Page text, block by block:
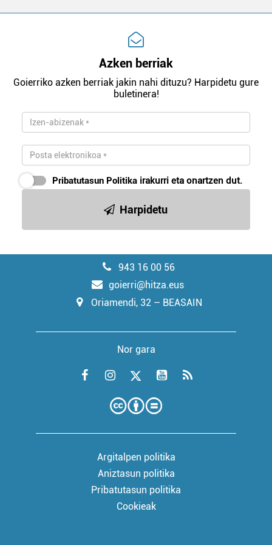
Azken berriak
Goierriko azken berriak jakin nahi dituzu? Harpidetu gure
buletinera!
Pribatutasun Politika irakurri eta onartzen dut.
Harpidetu
943 16 00 56
goierri@hitza.eus
Oriamendi, 32 – BEASAIN
Nor gara
Argitalpen politika
Aniztasun politika
Pribatutasun politika
Cookieak